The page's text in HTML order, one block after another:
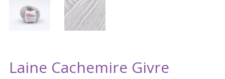
Laine Cachemire Givre